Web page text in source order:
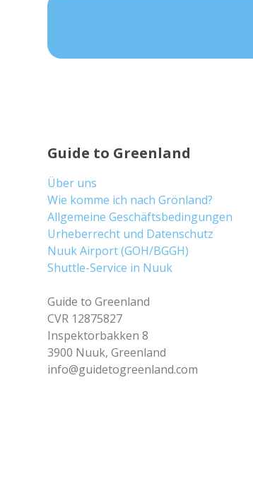
Guide to Greenland
Über uns
Wie komme ich nach Grönland?
Allgemeine Geschäftsbedingungen
Urheberrecht und Datenschutz
Nuuk Airport (GOH/BGGH)
Shuttle-Service in Nuuk
Guide to Greenland
CVR 12875827
Inspektorbakken 8
3900 Nuuk, Greenland
info@guidetogreenland.com